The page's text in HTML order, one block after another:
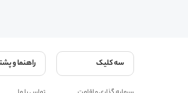
سه کلیک راهنما و